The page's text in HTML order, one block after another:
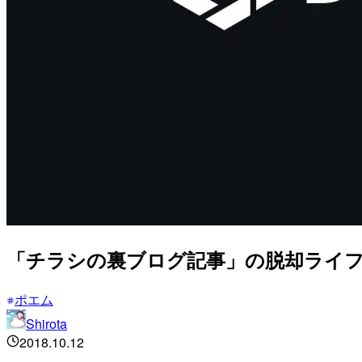
「チラシの裏ブログ記事」の脱却ライ
ポエム
Shirota
2018.10.12